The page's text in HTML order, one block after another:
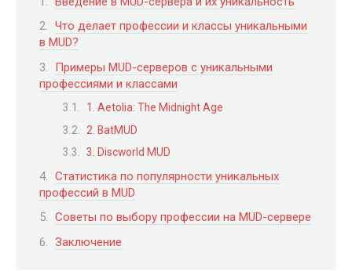
Что делает профессии и классы уникальными
в MUD?
Примеры MUD-серверов с уникальными
профессиями и классами
1. Aetolia: The Midnight Age
2. BatMUD
3. Discworld MUD
Статистика по популярности уникальных
профессий в MUD
Советы по выбору профессии на MUD-сервере
Заключение